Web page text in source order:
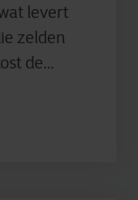
levert
zelden
de...